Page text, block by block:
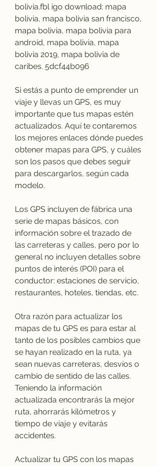
bolivia.fbl igo download: mapa
bolivia, mapa bolivia san francisco,
mapa bolivia, mapa bolivia para
android, mapa bolivia, mapa
bolivia 2019, mapa bolivia de
caribes. 5dcf44b096
Si estás a punto de emprender un
viaje y llevas un GPS, es muy
importante que tus mapas estén
actualizados. Aquí te contaremos
los mejores enlaces dónde puedes
obtener mapas para GPS, y cuáles
son los pasos que debes seguir
para descargarlos, según cada
modelo.
Los GPS incluyen de fábrica una
serie de mapas básicos, con
información sobre el trazado de
las carreteras y calles, pero por lo
general no incluyen detalles sobre
puntos de interés (POI) para el
conductor: estaciones de servicio,
restaurantes, hoteles, tiendas, etc.
Otra razón para actualizar los
mapas de tu GPS es para estar al
tanto de los posibles cambios que
se hayan realizado en la ruta, ya
sean nuevas carreteras, desvíos o
cambio de sentido de las calles.
Teniendo la información
actualizada encontrarás la mejor
ruta, ahorrarás kilómetros y
tiempo de viaje y evitarás
accidentes.
Actualizar tu GPS con los mapas